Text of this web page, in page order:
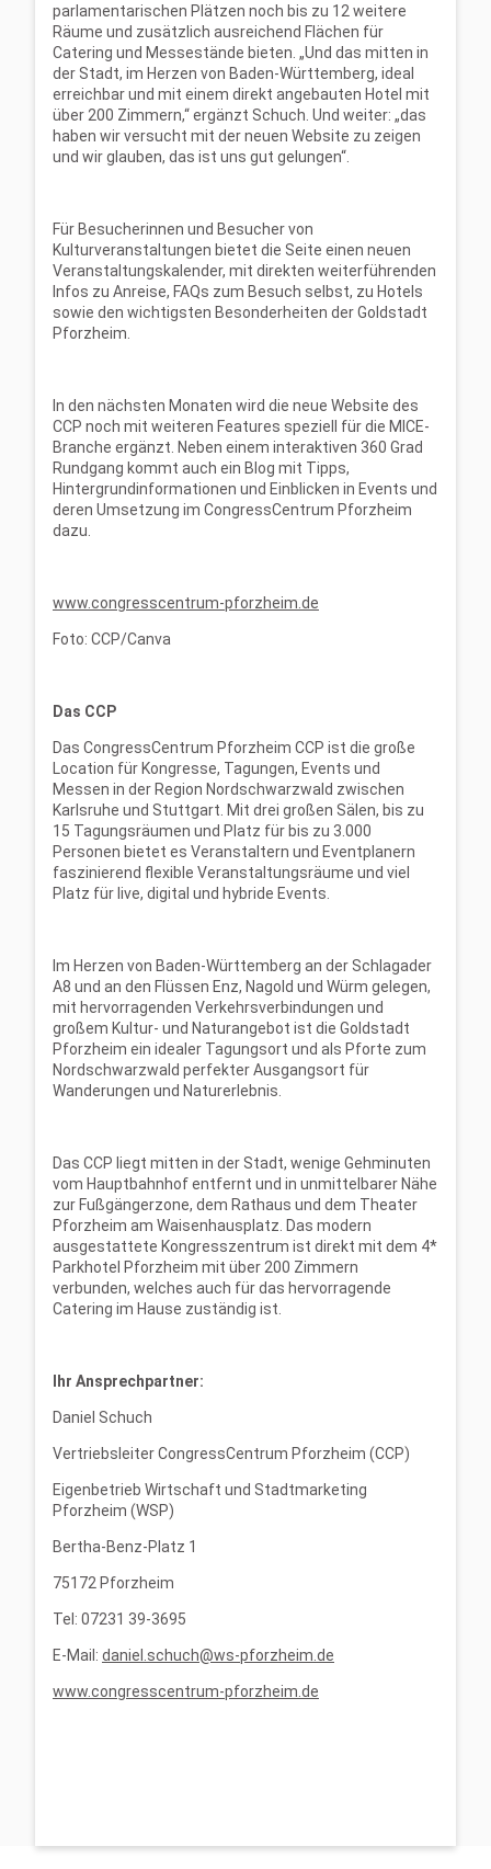
parlamentarischen Plätzen noch bis zu 12 weitere
Räume und zusätzlich ausreichend Flächen für
Catering und Messestände bieten. „Und das mitten in
der Stadt, im Herzen von Baden-Württemberg, ideal
erreichbar und mit einem direkt angebauten Hotel mit
über 200 Zimmern,“ ergänzt Schuch. Und weiter: „das
haben wir versucht mit der neuen Website zu zeigen
und wir glauben, das ist uns gut gelungen“.
Für Besucherinnen und Besucher von
Kulturveranstaltungen bietet die Seite einen neuen
Veranstaltungskalender, mit direkten weiterführenden
Infos zu Anreise, FAQs zum Besuch selbst, zu Hotels
sowie den wichtigsten Besonderheiten der Goldstadt
Pforzheim.
In den nächsten Monaten wird die neue Website des
CCP noch mit weiteren Features speziell für die MICE-
Branche ergänzt. Neben einem interaktiven 360 Grad
Rundgang kommt auch ein Blog mit Tipps,
Hintergrundinformationen und Einblicken in Events und
deren Umsetzung im CongressCentrum Pforzheim
dazu.
www.congresscentrum-pforzheim.de
Foto: CCP/Canva
Das CCP
Das CongressCentrum Pforzheim CCP ist die große
Location für Kongresse, Tagungen, Events und
Messen in der Region Nordschwarzwald zwischen
Karlsruhe und Stuttgart. Mit drei großen Sälen, bis zu
15 Tagungsräumen und Platz für bis zu 3.000
Personen bietet es Veranstaltern und Eventplanern
faszinierend flexible Veranstaltungsräume und viel
Platz für live, digital und hybride Events.
Im Herzen von Baden-Württemberg an der Schlagader
A8 und an den Flüssen Enz, Nagold und Würm gelegen,
mit hervorragenden Verkehrsverbindungen und
großem Kultur- und Naturangebot ist die Goldstadt
Pforzheim ein idealer Tagungsort und als Pforte zum
Nordschwarzwald perfekter Ausgangsort für
Wanderungen und Naturerlebnis.
Das CCP liegt mitten in der Stadt, wenige Gehminuten
vom Hauptbahnhof entfernt und in unmittelbarer Nähe
zur Fußgängerzone, dem Rathaus und dem Theater
Pforzheim am Waisenhausplatz. Das modern
ausgestattete Kongresszentrum ist direkt mit dem 4*
Parkhotel Pforzheim mit über 200 Zimmern
verbunden, welches auch für das hervorragende
Catering im Hause zuständig ist.
Ihr Ansprechpartner:
Daniel Schuch
Vertriebsleiter CongressCentrum Pforzheim (CCP)
Eigenbetrieb Wirtschaft und Stadtmarketing
Pforzheim (WSP)
Bertha-Benz-Platz 1
75172 Pforzheim
Tel: 07231 39-3695
E-Mail: daniel.schuch@ws-pforzheim.de
www.congresscentrum-pforzheim.de